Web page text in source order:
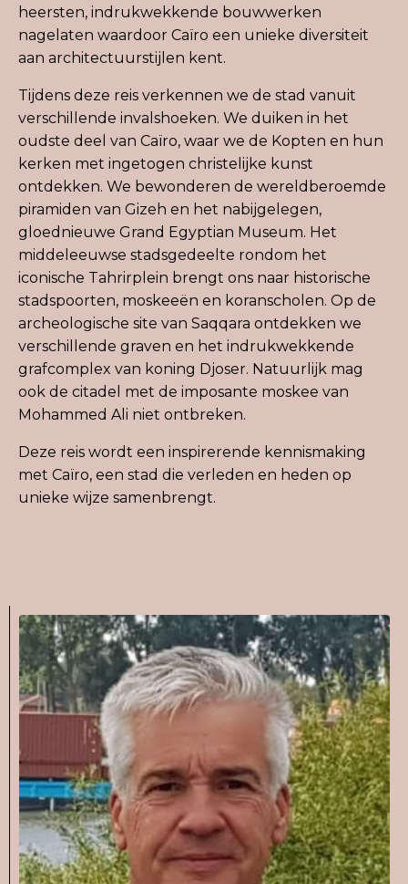
heersten, indrukwekkende bouwwerken
nagelaten waardoor Caïro een unieke diversiteit
aan architectuurstijlen kent.
Tijdens deze reis verkennen we de stad vanuit
verschillende invalshoeken. We duiken in het
oudste deel van Caïro, waar we de Kopten en hun
kerken met ingetogen christelijke kunst
ontdekken. We bewonderen de wereldberoemde
piramiden van Gizeh en het nabijgelegen,
gloednieuwe Grand Egyptian Museum. Het
middeleeuwse stadsgedeelte rondom het
iconische Tahrirplein brengt ons naar historische
stadspoorten, moskeeën en koranscholen. Op de
archeologische site van Saqqara ontdekken we
verschillende graven en het indrukwekkende
grafcomplex van koning Djoser. Natuurlijk mag
ook de citadel met de imposante moskee van
Mohammed Ali niet ontbreken.
Deze reis wordt een inspirerende kennismaking
met Caïro, een stad die verleden en heden op
unieke wijze samenbrengt.